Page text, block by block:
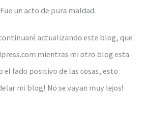
un acto de pura maldad.
actualizando este blog, que
mientras mi otro blog esta
el lado positivo de las cosas, esto
mi blog! No se vayan muy lejos!